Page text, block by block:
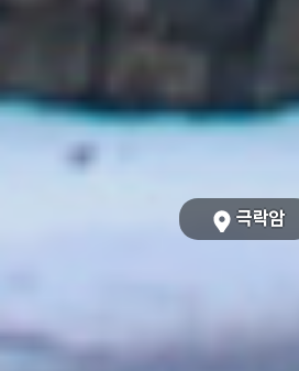
극락암
황산공원
천성산
극락암
황산공원